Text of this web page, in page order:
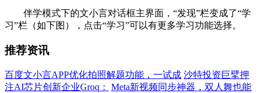
伴学模式下的文小言对话框主界面，“发现”栏变成了“学
习”栏（如下图），点击“学习”可以有更多学习功能选择。
推荐资讯
百度文小言APP优化拍照解题功能，一试成 沙特投资巨擘押
注AI芯片创新企业Groq：
Meta新视频同步神器，双人舞也能